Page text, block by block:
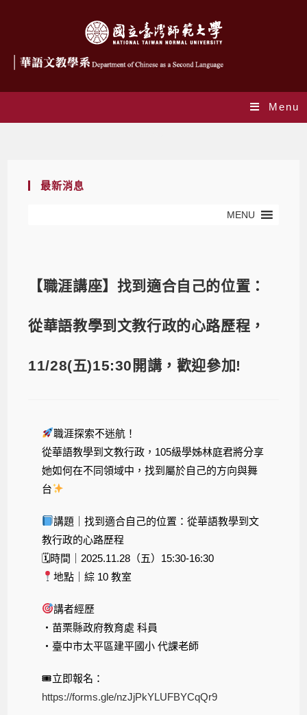
Menu
最新消息
MENU
【職涯講座】找到適合自己的位置：
從華語教學到文教行政的心路歷程，
11/28(五)15:30開講，歡迎參加!
職涯探索不迷航！
從華語教學到文教行政，105級學姊林庭君將分享
她如何在不同領域中，找到屬於自己的方向與舞
台
講題｜找到適合自己的位置：從華語教學到文
教行政的心路歷程
🗓時間｜2025.11.28（五）15:30-16:30
地點｜綜 10 教室
講者經歷
・苗栗縣政府教育處 科員
・臺中市太平區建平國小 代課老師
🎟立即報名：
https://forms.gle/nzJjPkYLUFBYCqQr9